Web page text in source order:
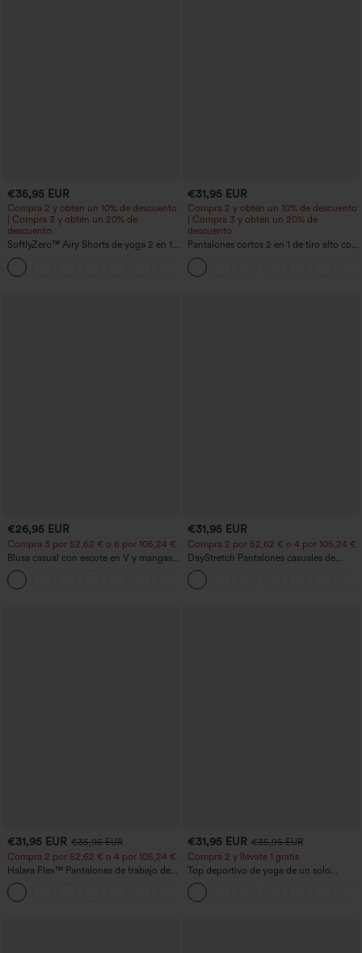
€35,95 EUR
Compra 2 y obtén un 10% de descuento
| Compra 3 y obtén un 20% de
descuento
SoftlyZero™ Airy Shorts de yoga 2 en 1
InstantCool de talle súper alto, 7" con
bolsillos
€31,95 EUR
Compra 2 y obtén un 10% de descuento
| Compra 3 y obtén un 20% de
descuento
Pantalones cortos 2 en 1 de tiro alto con
bolsillo interior y trasero
€26,95 EUR
Compra 3 por 52,62 € o 6 por 105,24 €.
Blusa casual con escote en V y mangas
cortas abullonadas
€31,95 EUR
Compra 2 por 52,62 € o 4 por 105,24 €.
DayStretch Pantalones casuales de
cintura alta con pernera tipo barril y
bolsillos
€31,95 EUR €35,95 EUR
Compra 2 por 52,62 € o 4 por 105,24 €.
Halara Flex™ Pantalones de trabajo de
talle alto, moldeadores del cuerpo, que
estilizan la cintura, con bolsillos, de
pierna ancha en micro‑waffle
€31,95 EUR €35,95 EUR
Compra 2 y llévate 1 gratis
Top deportivo de yoga de un solo
hombro, manga larga con agujero para
el pulgar, dobladillo curvo estilo high-
low (frente más corto, espalda más